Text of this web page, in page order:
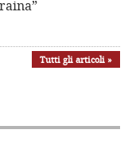
Tutti gli articoli »